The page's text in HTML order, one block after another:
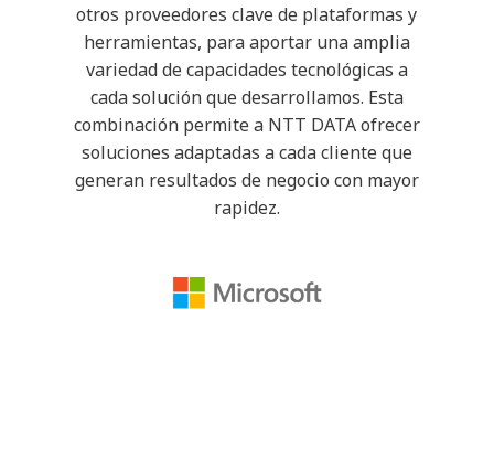
otros proveedores clave de plataformas y
herramientas, para aportar una amplia
variedad de capacidades tecnológicas a
cada solución que desarrollamos. Esta
combinación permite a NTT DATA ofrecer
soluciones adaptadas a cada cliente que
generan resultados de negocio con mayor
rapidez.